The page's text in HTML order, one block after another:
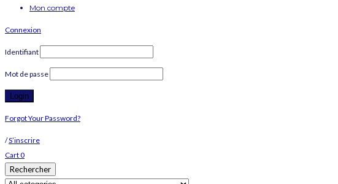
Mon compte
Connexion
Identifiant
Mot de passe
Forgot Your Password?
/S’inscrire
Cart0
Rechercher